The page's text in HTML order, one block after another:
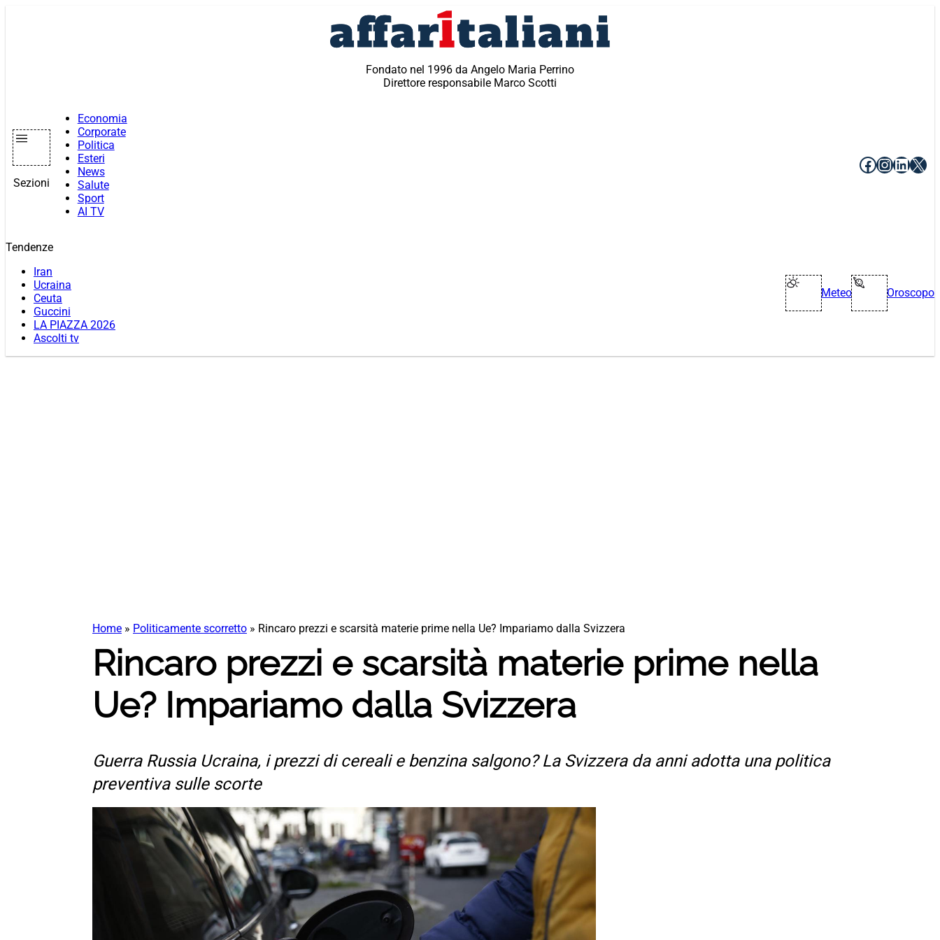
Fondato nel 1996 da Angelo Maria Perrino
Direttore responsabile Marco Scotti
Sezioni
Economia
Corporate
Politica
Esteri
News
Salute
Sport
AI TV
Facebook
X
Tendenze
Iran
Ucraina
Ceuta
Guccini
LA PIAZZA 2026
Ascolti tv
Meteo Oroscopo
Home » Politicamente scorretto » Rincaro prezzi e scarsità materie prime nella Ue? Impariamo dalla Svizzera
Rincaro prezzi e scarsità materie prime nella
Ue? Impariamo dalla Svizzera
Guerra Russia Ucraina, i prezzi di cereali e benzina salgono? La Svizzera da anni adotta una politica
preventiva sulle scorte